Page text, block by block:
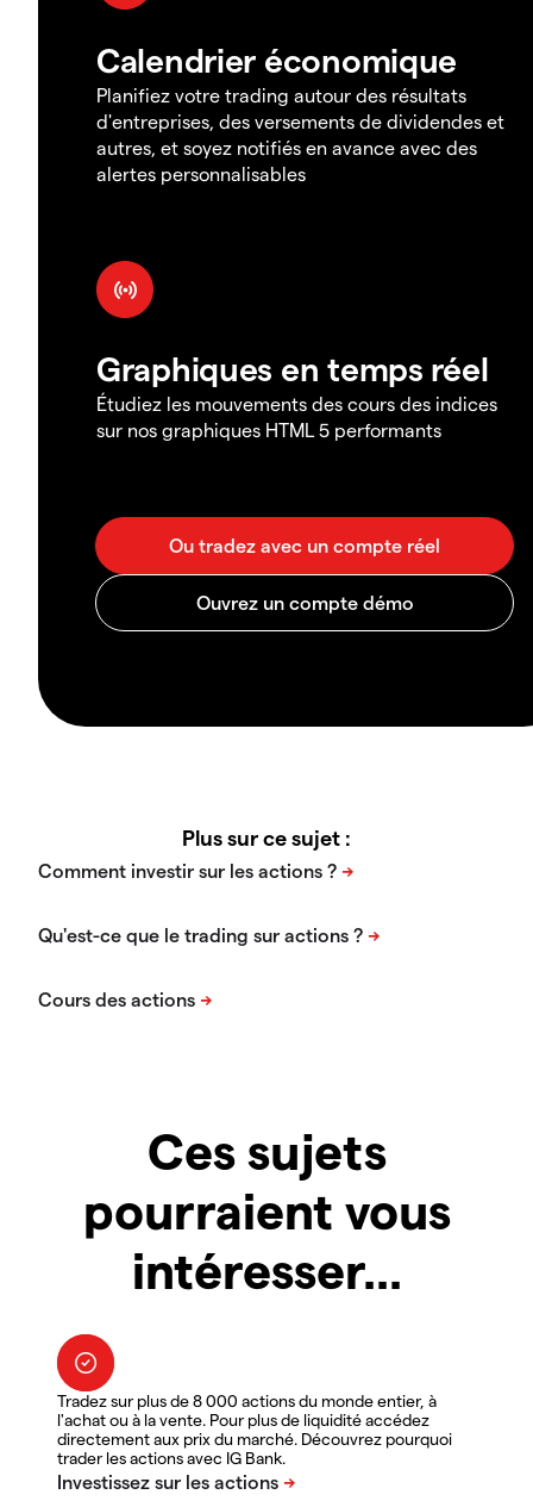
Calendrier économique
Planifiez votre trading autour des résultats
d'entreprises, des versements de dividendes et
autres, et soyez notifiés en avance avec des
alertes personnalisables
Graphiques en temps réel
Étudiez les mouvements des cours des indices
sur nos graphiques HTML 5 performants
Plus sur ce sujet :
Ces sujets
pourraient vous
intéresser...
Tradez sur plus de 8 000 actions du monde entier, à
l'achat ou à la vente. Pour plus de liquidité accédez
directement aux prix du marché. Découvrez pourquoi
trader les actions avec IG Bank.